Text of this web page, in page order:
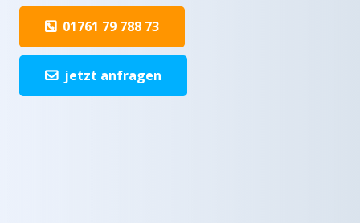
01761 79 788 73
jetzt anfragen